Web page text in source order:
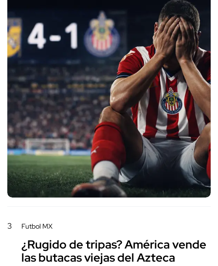
3 Futbol MX
¿Rugido de tripas? América vende
las butacas viejas del Azteca